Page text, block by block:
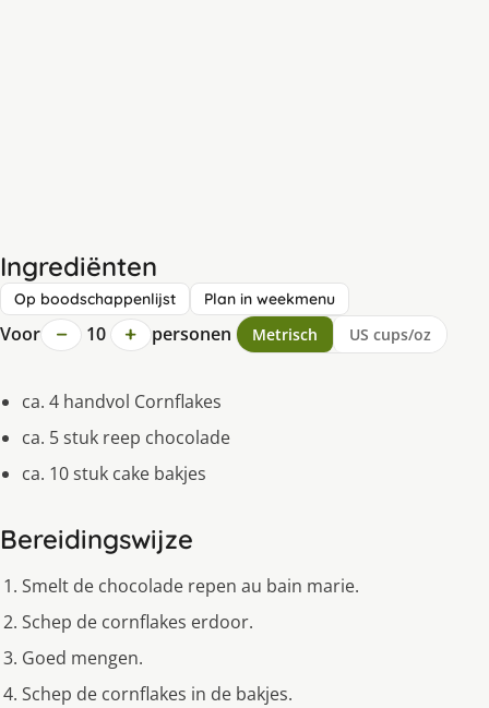
Ingrediënten
Op boodschappenlijst Plan in weekmenu
Voor − 10 + personen Metrisch US cups/oz
ca. 4 handvol Cornflakes
ca. 5 stuk reep chocolade
ca. 10 stuk cake bakjes
Bereidingswijze
Smelt de chocolade repen au bain marie.
Schep de cornflakes erdoor.
Goed mengen.
Schep de cornflakes in de bakjes.